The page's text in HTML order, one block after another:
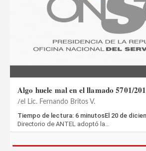
Algo huele mal en el llamado 5701/
el Lic. Fernando Britos V.
Tiempo de lectura: 6 minutosEl 20 de
Directorio de ANTEL adoptó la…